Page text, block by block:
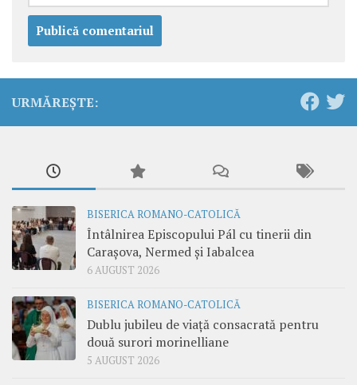
URMĂREȘTE:
BISERICA ROMANO-CATOLICĂ
Întâlnirea Episcopului Pál cu tinerii din
Carașova, Nermed și Iabalcea
6 AUGUST 2026
BISERICA ROMANO-CATOLICĂ
Dublu jubileu de viață consacrată pentru
două surori morinelliane
5 AUGUST 2026